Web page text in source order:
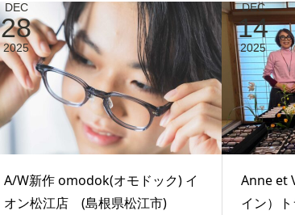
DEC
28
2025
A/W新作 omodok(オモドック) イ
オン松江店 (島根県松江市)
DEC
14
2025
Anne et
イン）